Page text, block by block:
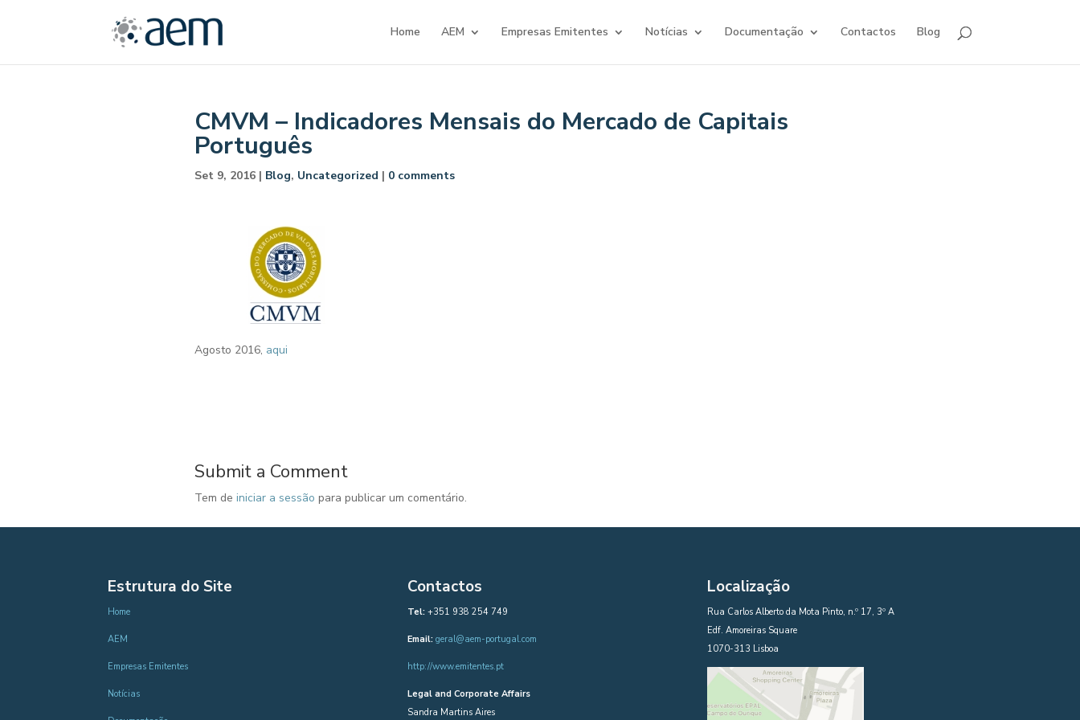
Home AEM Empresas Emitentes Notícias Documentação Contactos Blog
​CMVM – Indicadores Mensais do Mercado de Capitais
Português
Set 9, 2016| Blog, Uncategorized | 0 comments
Agosto 2016, aqui
Submit a Comment
Tem de iniciar a sessão para publicar um comentário.
Estrutura do Site
Home
AEM
Empresas Emitentes
Notícias
Contactos
Tel: +351 938 254 749
Email: geral@aem-portugal.com
http://www.emitentes.pt
Legal and Corporate Affairs
Sandra Martins Aires
Localização
Rua Carlos Alberto da Mota Pinto, n.º 17, 3º A
Edf. Amoreiras Square
1070-313 Lisboa